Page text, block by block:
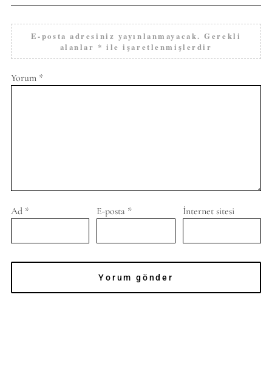
E-posta adresiniz yayınlanmayacak. Gerekli
alanlar * ile işaretlenmişlerdir
Yorum *
Ad * E-posta * İnternet sitesi